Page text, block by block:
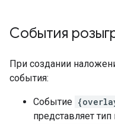
События
При создании
события:
Событие
представляет